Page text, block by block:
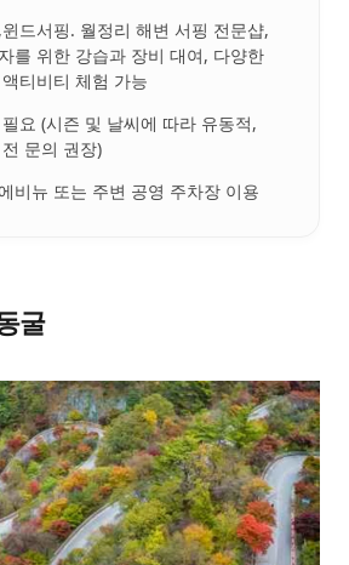
드서핑. 월정리 해변 서핑 전문샵,
를 위한 강습과 장비 대여, 다양한
티비티 체험 가능
요 (시즌 및 날씨에 따라 유동적,
문의 권장)
비뉴 또는 주변 공영 주차장 이용
굴